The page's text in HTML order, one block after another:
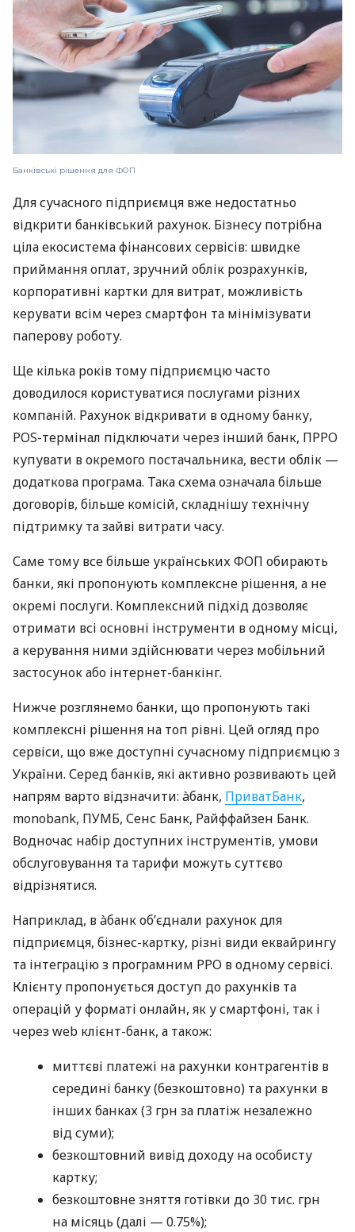
Банківські рішення для ФОП
Для сучасного підприємця вже недостатньо
відкрити банківський рахунок. Бізнесу потрібна
ціла екосистема фінансових сервісів: швидке
приймання оплат, зручний облік розрахунків,
корпоративні картки для витрат, можливість
керувати всім через смартфон та мінімізувати
паперову роботу.
Ще кілька років тому підприємцю часто
доводилося користуватися послугами різних
компаній. Рахунок відкривати в одному банку,
POS-термінал підключати через інший банк, ПРРО
купувати в окремого постачальника, вести облік —
додаткова програма. Така схема означала більше
договорів, більше комісій, складнішу технічну
підтримку та зайві витрати часу.
Саме тому все більше українських ФОП обирають
банки, які пропонують комплексне рішення, а не
окремі послуги. Комплексний підхід дозволяє
отримати всі основні інструменти в одному місці,
а керування ними здійснювати через мобільний
застосунок або інтернет-банкінг.
Нижче розглянемо банки, що пропонують такі
комплексні рішення на топ рівні. Цей огляд про
сервіси, що вже доступні сучасному підприємцю з
України. Серед банків, які активно розвивають цей
напрям варто відзначити: àбанк, ПриватБанк,
monobank, ПУМБ, Сенс Банк, Райффайзен Банк.
Водночас набір доступних інструментів, умови
обслуговування та тарифи можуть суттєво
відрізнятися.
Наприклад, в àбанк об’єднали рахунок для
підприємця, бізнес-картку, різні види еквайрингу
та інтеграцію з програмним РРО в одному сервісі.
Клієнту пропонується доступ до рахунків та
операцій у форматі онлайн, як у смартфоні, так і
через web клієнт-банк, а також:
миттєві платежі на рахунки контрагентів в
середині банку (безкоштовно) та рахунки в
інших банках (3 грн за платіж незалежно
від суми);
безкоштовний вивід доходу на особисту
картку;
безкоштовне зняття готівки до 30 тис. грн
на місяць (далі — 0.75%);